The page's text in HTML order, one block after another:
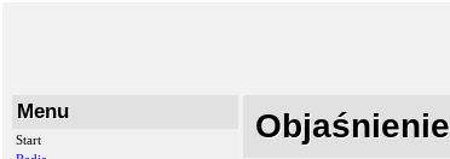
Menu
Start